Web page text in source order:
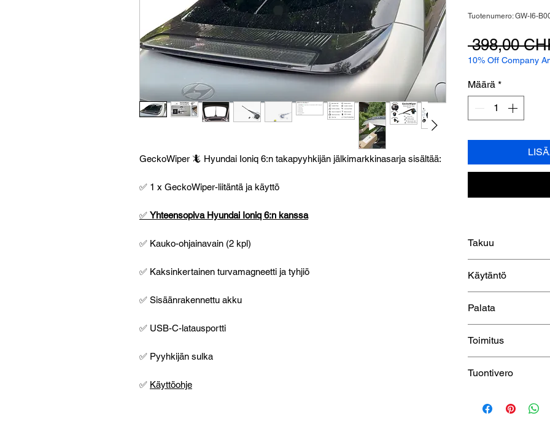
GeckoWiper 🦎 Hyundai Ioniq 6:n takapyyhkijän jälkimarkkinasarja sisältää:
✅ 1 x GeckoWiper-liitäntä ja käyttö
✅ Yhteensopiva Hyundai Ioniq 6:n kanssa
✅ Kauko-ohjainavain (2 kpl)
✅ Kaksinkertainen turvamagneetti ja tyhjiö
✅ Sisäänrakennettu akku
✅ USB-C-latausportti
✅ Pyyhkijän sulka
✅ Käyttöohje
Tuotenumero: GW-I6-
398,00
10% Off Company
Määrä *
Takuu
Käytäntö
Palata
Toimitus
Toimituskulut
Tuontivero